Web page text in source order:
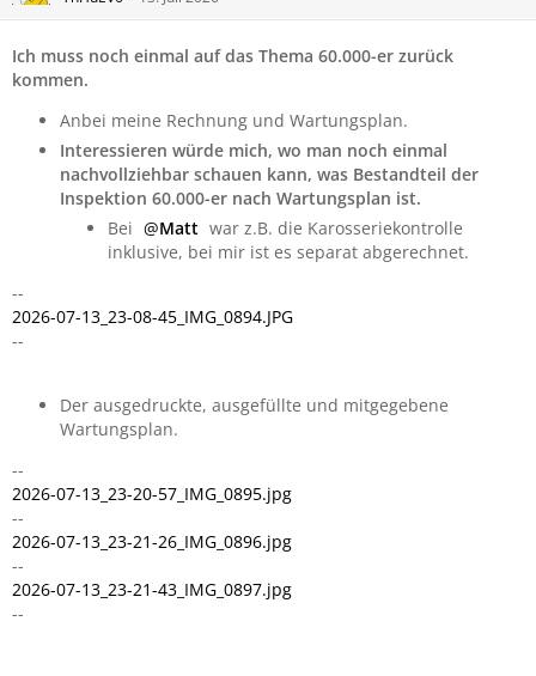
Ich muss noch einmal auf das Thema 60.000-er zurück
kommen.
Anbei meine Rechnung und Wartungsplan.
Interessieren würde mich, wo man noch einmal
nachvollziehbar schauen kann, was Bestandteil der
Inspektion 60.000-er nach Wartungsplan ist.
Bei
Matt war z.B. die Karosseriekontrolle
inklusive, bei mir ist es separat abgerechnet.
--
2026-07-13_23-08-45_IMG_0894.JPG
--
Der ausgedruckte, ausgefüllte und mitgegebene
Wartungsplan.
--
2026-07-13_23-20-57_IMG_0895.jpg
--
2026-07-13_23-21-26_IMG_0896.jpg
--
2026-07-13_23-21-43_IMG_0897.jpg
--